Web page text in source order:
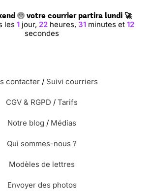
votre courrier partira lundi 🚀
les1 jour,22 heures,31 minutes et11
secondes
contacter / Suivi courriers
CGV & RGPD / Tarifs
Notre blog / Médias
Qui sommes-nous ?
Modèles de lettres
Envoyer des photos